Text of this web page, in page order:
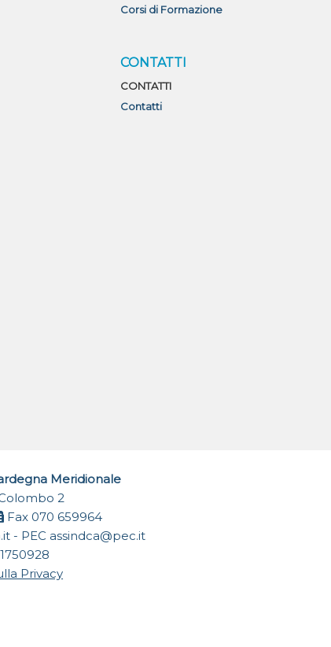
Corsi di Formazione
CONTATTI
CONTATTI
Contatti
Meridionale
2
Fax 070 659964
- PEC assindca@pec.it
Privacy